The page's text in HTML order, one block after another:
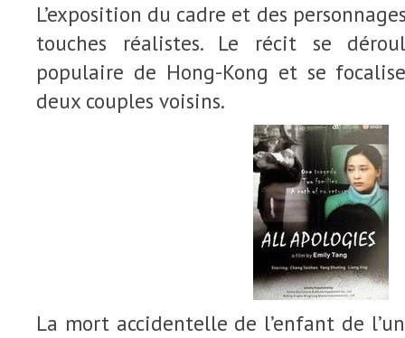
L’exposition du cadre et des
touches réalistes. Le récit se
populaire de Hong-Kong et se
deux couples voisins.
La mort accidentelle de l’enfant de